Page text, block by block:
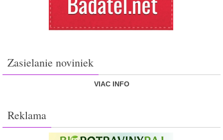
Zasielanie noviniek
VIAC INFO
Reklama